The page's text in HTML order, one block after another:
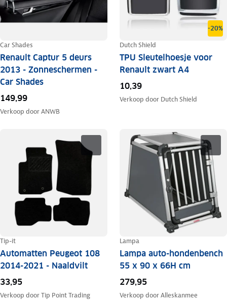
Car Shades
Renault Captur 5 deurs
2013 - Zonneschermen -
Car Shades
149,99
Verkoop doorANWB
-20%
Dutch Shield
TPU Sleutelhoesje voor
Renault zwart A4
10,39
Verkoop door Dutch Shield
Tip-it
Automatten Peugeot 108
2014-2021 - Naaldvilt
33,95
Verkoop doorTip Point Trading
Lampa
Lampa auto-hondenbench
55 x 90 x 66H cm
279,95
Verkoop doorAlleskanmee